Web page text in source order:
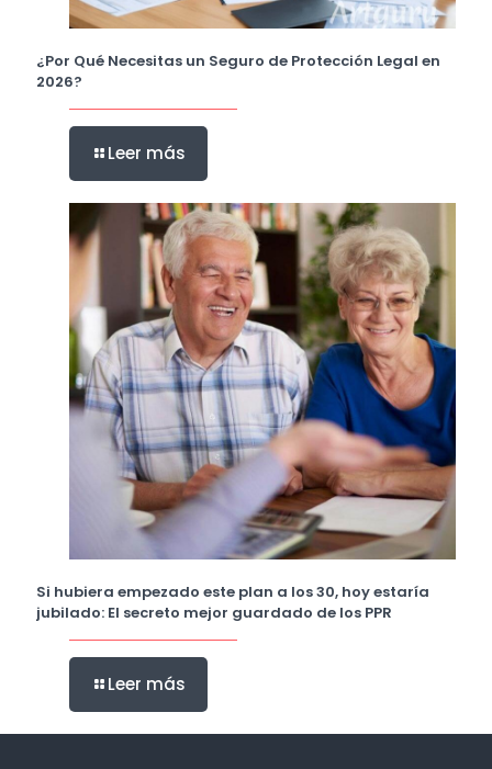
¿Por Qué Necesitas un Seguro de Protección Legal en
2026?
Leer más
Si hubiera empezado este plan a los 30, hoy estaría
jubilado: El secreto mejor guardado de los PPR
Leer más